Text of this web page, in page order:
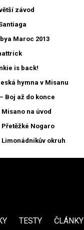
závod
Maroc 2013
is back!
hymna v Misanu
Boj až do konce
na úvod
Nogaro
okruh
TESTY ČLÁNKY